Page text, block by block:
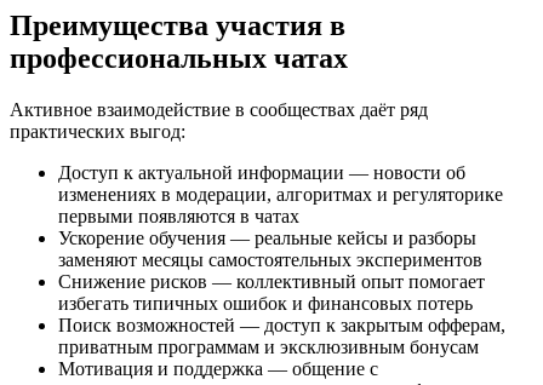
Преимущества участия в
профессиональных чатах
Активное взаимодействие в сообществах даёт ряд
практических выгод:
Доступ к актуальной информации — новости об
изменениях в модерации, алгоритмах и регуляторике
первыми появляются в чатах
Ускорение обучения — реальные кейсы и разборы
заменяют месяцы самостоятельных экспериментов
Снижение рисков — коллективный опыт помогает
избегать типичных ошибок и финансовых потерь
Поиск возможностей — доступ к закрытым офферам,
приватным программам и эксклюзивным бонусам
Мотивация и поддержка — общение с